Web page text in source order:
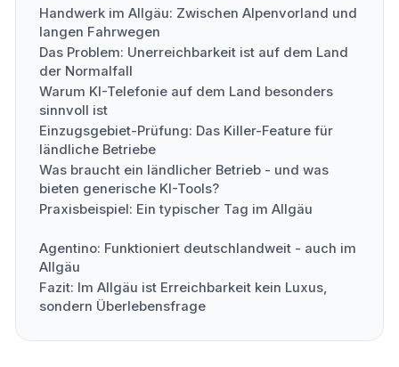
Handwerk im Allgäu: Zwischen Alpenvorland und
langen Fahrwegen
Das Problem: Unerreichbarkeit ist auf dem Land
der Normalfall
Warum KI-Telefonie auf dem Land besonders
sinnvoll ist
Einzugsgebiet-Prüfung: Das Killer-Feature für
ländliche Betriebe
Was braucht ein ländlicher Betrieb - und was
bieten generische KI-Tools?
Praxisbeispiel: Ein typischer Tag im Allgäu
Agentino: Funktioniert deutschlandweit - auch im
Allgäu
Fazit: Im Allgäu ist Erreichbarkeit kein Luxus,
sondern Überlebensfrage